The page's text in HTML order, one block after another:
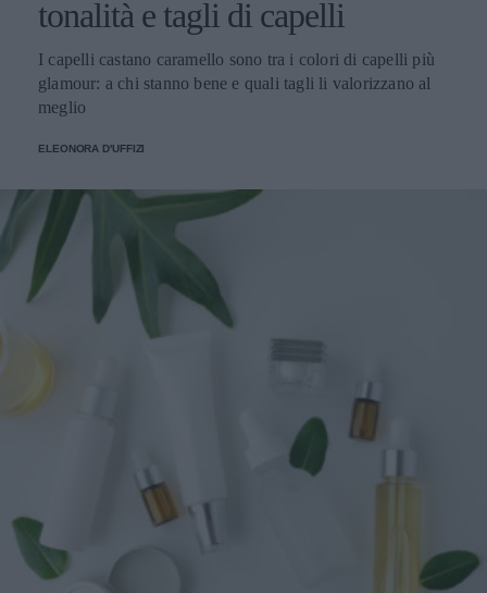
tonalità e tagli di capelli
I capelli castano caramello sono tra i colori di capelli più
glamour: a chi stanno bene e quali tagli li valorizzano al
meglio
ELEONORA D'UFFIZI